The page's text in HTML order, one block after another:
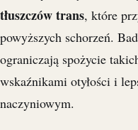
tłuszczów trans, które
powyższych schorzeń.
ograniczają spożycie
wskaźnikami otyłości i
naczyniowym.